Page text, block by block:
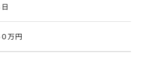
日
０万円